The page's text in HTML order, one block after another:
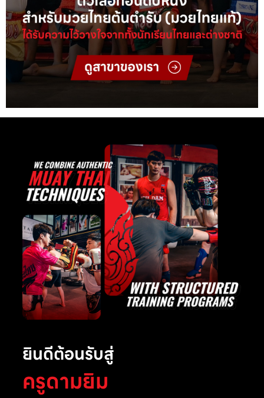
ยินดีต้อนรับสู่
ครูดามยิม